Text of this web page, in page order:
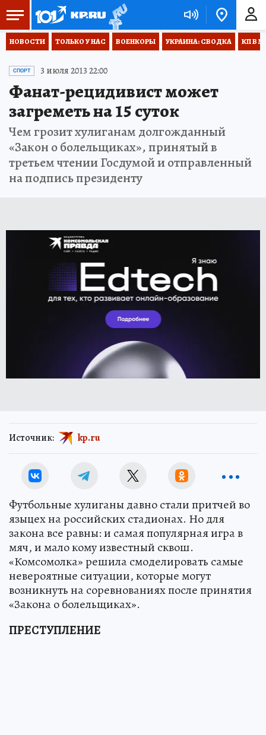
НОВОСТИ ТОЛЬКО У НАС ВОЕНКОРЫ УКРАИНА: СВОДКА КП В
СПОРТ 3 июля 2013 22:00
Фанат-рецидивист может
загреметь на 15 суток
Чем грозит хулиганам долгожданный
«Закон о болельщиках», принятый в
третьем чтении Госдумой и отправленный
на подпись президенту
Источник: kp.ru
Футбольные хулиганы давно стали притчей во
языцех на российских стадионах. Но для
закона все равны: и самая популярная игра в
мяч, и мало кому известный сквош.
«Комсомолка» решила смоделировать самые
невероятные ситуации, которые могут
возникнуть на соревнованиях после принятия
«Закона о болельщиках».
ПРЕСТУПЛЕНИЕ